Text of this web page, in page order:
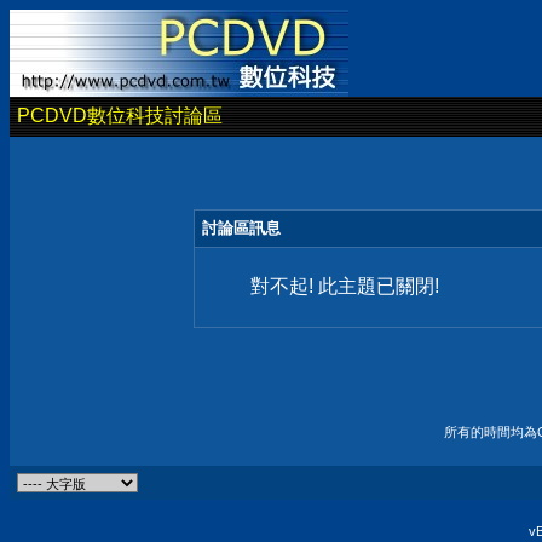
PCDVD數位科技討論區
討論區訊息
對不起! 此主題已關閉!
所有的時間均為